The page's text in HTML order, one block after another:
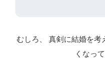
むしろ、 真剣に結婚を考
くなっ